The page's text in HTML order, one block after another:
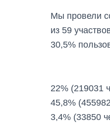
Мы провели
из 59
30,5%
22% (219031
45,8%
3,4% (33850